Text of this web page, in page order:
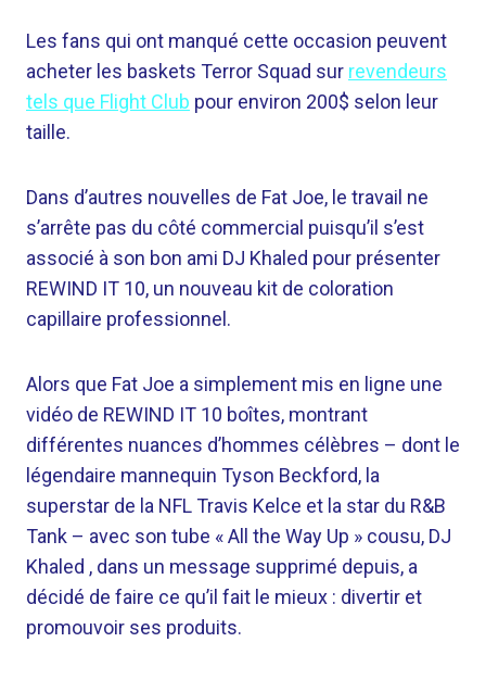
Les fans qui ont manqué cette occasion peuvent
acheter les baskets Terror Squad sur revendeurs
tels que Flight Club pour environ 200$ selon leur
taille.
Dans d’autres nouvelles de Fat Joe, le travail ne
s’arrête pas du côté commercial puisqu’il s’est
associé à son bon ami DJ Khaled pour présenter
REWIND IT 10, un nouveau kit de coloration
capillaire professionnel.
Alors que Fat Joe a simplement mis en ligne une
vidéo de REWIND IT 10 boîtes, montrant
différentes nuances d’hommes célèbres – dont le
légendaire mannequin Tyson Beckford, la
superstar de la NFL Travis Kelce et la star du R&B
Tank – avec son tube « All the Way Up » cousu, DJ
Khaled , dans un message supprimé depuis, a
décidé de faire ce qu’il fait le mieux : divertir et
promouvoir ses produits.